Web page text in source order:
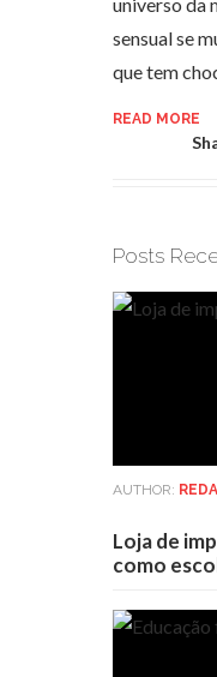
sensual se
que tem
READ MORE
Posts
AUTHOR:
Loja de
como